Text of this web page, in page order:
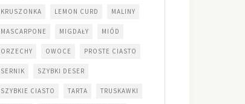
KRUSZONKA LEMON CURD MALINY
MASCARPONE MIGDAŁY MIÓD
ORZECHY OWOCE PROSTE CIASTO
SERNIK SZYBKI DESER
SZYBKIE CIASTO TARTA TRUSKAWKI